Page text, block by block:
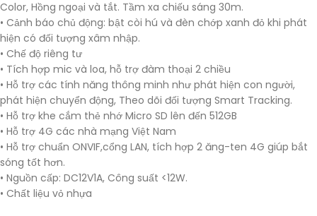
Color, Hồng ngoại và tắt. Tầm xa chiếu sáng 30m.
• Cảnh báo chủ động: bật còi hú và đèn chớp xanh đỏ khi phát
hiện có đối tượng xâm nhập.
• Chế độ riêng tư
• Tích hợp mic và loa, hỗ trợ đàm thoại 2 chiều
• Hỗ trợ các tính năng thông minh như phát hiện con người,
phát hiện chuyển động, Theo dõi đối tượng Smart Tracking.
• Hỗ trợ khe cắm thẻ nhớ Micro SD lên đến 512GB
• Hỗ trợ 4G các nhà mạng Việt Nam
• Hỗ trợ chuẩn ONVIF,cổng LAN, tích hợp 2 ăng-ten 4G giúp bắt
sóng tốt hơn.
• Nguồn cấp: DC12V1A, Công suất <12W.
• Chất liệu vỏ nhựa